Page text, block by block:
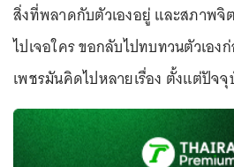
สิ่งที่พลาดกับตัวเองอยู่ และสภาพจิ
ไปเจอใคร ขอกลับไปทบทวนตัวเอง
เพชรมันคิดไปหลายเรื่อง ตั้งแต่ปัจ